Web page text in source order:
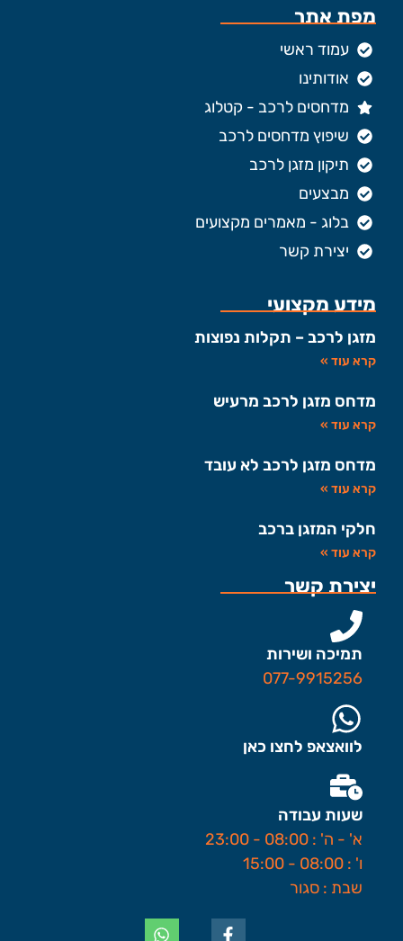
מפת אתר
עמוד ראשי
אודותינו
מדחסים לרכב - קטלוג
שיפוץ מדחסים לרכב
תיקון מזגן לרכב
מבצעים
בלוג - מאמרים מקצועים
יצירת קשר
מידע מקצועי
מזגן לרכב – תקלות נפוצות
קרא עוד »
מדחס מזגן לרכב מרעיש
קרא עוד »
מדחס מזגן לרכב לא עובד
קרא עוד »
חלקי המזגן ברכב
קרא עוד »
יצירת קשר
תמיכה ושירות
077-9915256
לוואצאפ לחצו כאן
שעות עבודה
א' - ה' : 08:00 - 23:00
ו' : 08:00 - 15:00
שבת : סגור